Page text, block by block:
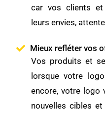
car vos clients et
leurs envies,
Mieux refléter vos
Vos produits et
lorsque votre
encore, votre logo
nouvelles cibles